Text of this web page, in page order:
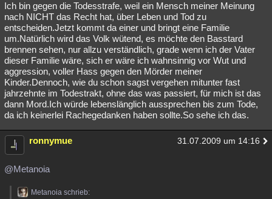
Ich bin gegen die Todesstrafe, weil ein Mensch meiner Meinung
nach NICHT das Recht hat, über Leben und Tod zu
entscheiden.Jetzt kommt da einer und bringt eine Familie
um.Natürlich wird das Volk wütend, es möchte den Basstard
brennen sehen, nur allzu verständlich, grade wenn ich der Vater
dieser Familie wäre, sich er wäre ich wahnsinnig vor Wut und
aggression, voller Hass gegen den Mörder meiner
Kinder.Dennoch, wie du schon sagst vergehen mitunter fast
jahrzehnte im Todestrakt, ohne das was passiert, für mich ist das
dann Mord.Ich würde lebenslänglich aussprechen bis zum Tode,
da ich keinerlei Rachegedanken haben sollte.So sehe ich das.
ronnymue 31.07.2009 um 14:16
@Metanoia
Metanoia schrieb: